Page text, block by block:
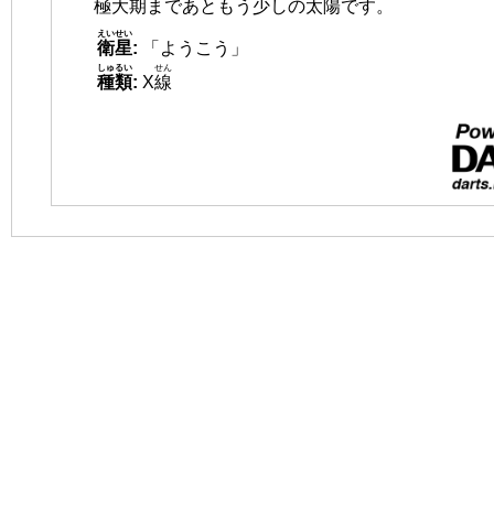
極大期まであともう少しの太陽です。
衛星
えいせい
:
「ようこう」
種類
しゅるい
: X線
せん